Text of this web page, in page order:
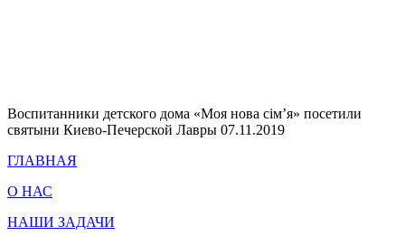
Воспитанники детского дома «Моя нова сім’я» посетили
святыни Киево-Печерской Лавры 07.11.2019
ГЛАВНАЯ
О НАС
НАШИ ЗАДАЧИ